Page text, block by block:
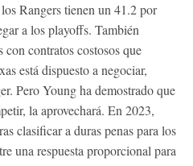
Rangers tienen un 41.2 por
a los playoffs. También
con contratos costosos que
está dispuesto a negociar,
Pero Young ha demostrado que
la aprovechará. En 2023,
clasificar a duras penas para los
una respuesta proporcional para